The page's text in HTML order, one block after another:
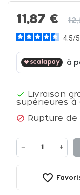
11,87 €
4.5/5
 Livraison
supérieures à
 Rupture
− +
favorite_border